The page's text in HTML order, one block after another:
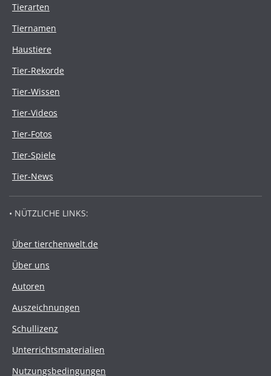
Tierarten
Tiernamen
Haustiere
Tier-Rekorde
Tier-Wissen
Tier-Videos
Tier-Fotos
Tier-Spiele
Tier-News
• NÜTZLICHE LINKS:
Über tierchenwelt.de
Über uns
Autoren
Auszeichnungen
Schullizenz
Unterrichtsmaterialien
Nutzungsbedingungen